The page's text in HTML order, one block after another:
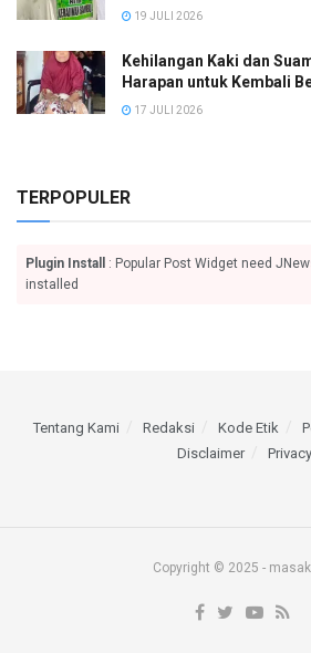
19 JULI 2026
Kehilangan Kaki dan
Harapan untuk Kembali
17 JULI 2026
TERPOPULER
Plugin Install
: Popular Post Widget need
installed
Tentang Kami Redaksi Kode Etik
Disclaimer
Privacy
Copyright © 2025 -